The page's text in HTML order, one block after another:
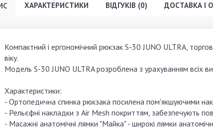
ХАРАКТЕРИСТИКИ ВІДГУКІВ (0) ДОСТАВКА І
Компактний і ергономічний рюкзак S-30 JUNO ULTRA,
віку.
Модель S-30 JUNO ULTRA розроблена з урахуванням всіх
Характеристики:
- Ортопедична спинка рюкзака посилена пом'якшуючими
- Рельєфні накладки з Air Mesh покриттям, забезпечують
- Масажні анатомічні лямки "Майка" - широкі лямки